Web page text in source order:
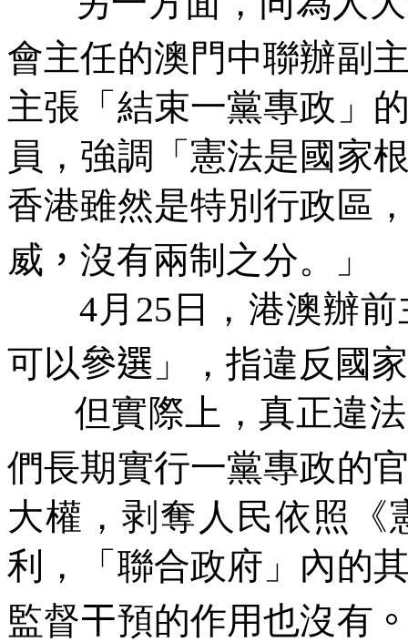
會主任的澳門中聯辦副
主張「結束一黨專政」
員，強調「憲法是國家
香港雖然是特別行政區
威 ， 沒有兩制之分。」
4月 25 日，港澳辦
可以參選 」，指違反國
但實際上，真正違
們長期實行一黨專政的
大權，剥奪人民依照《
利，「聯合政府」內的
監督干預的作用也沒有